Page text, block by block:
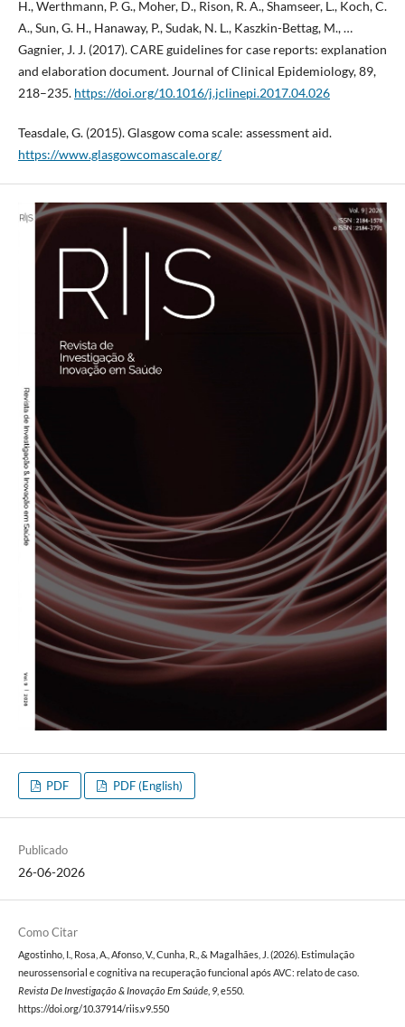
H., Werthmann, P. G., Moher, D., Rison, R. A., Shamseer, L., Koch, C.
A., Sun, G. H., Hanaway, P., Sudak, N. L., Kaszkin-Bettag, M., …
Gagnier, J. J. (2017). CARE guidelines for case reports: explanation
and elaboration document. Journal of Clinical Epidemiology, 89,
218–235. https://doi.org/10.1016/j.jclinepi.2017.04.026
Teasdale, G. (2015). Glasgow coma scale: assessment aid.
https://www.glasgowcomascale.org/
PDF PDF (English)
Publicado
26-06-2026
Como Citar
Agostinho, I., Rosa, A., Afonso, V., Cunha, R., & Magalhães, J. (2026). Estimulação
neurossensorial e cognitiva na recuperação funcional após AVC: relato de caso.
Revista De Investigação & Inovação Em Saúde, 9, e550.
https://doi.org/10.37914/riis.v9.550